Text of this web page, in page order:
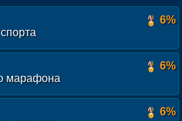
6%
6%
марафона
6%